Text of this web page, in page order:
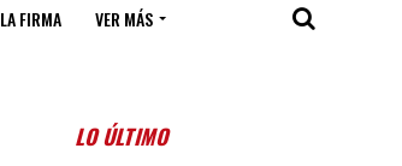
LA FIRMA VER MÁS
LO ÚLTIMO